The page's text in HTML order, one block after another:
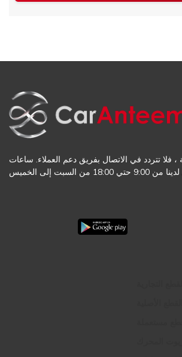
، فلا تتردد في الاتصال بفريق دعم العملاء. ساعات
18:00 من السبت إلى الخميس